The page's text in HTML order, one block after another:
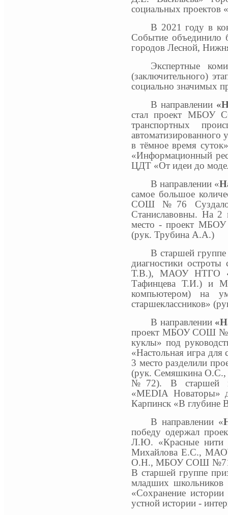
социальных проектов
В 2021 году в
Событие объединило
городов Лесной,
Экспертные
(заключительного)
социально значимых
В направлении
стал проект МБОУ
транспортных
автоматизированного
в тёмное время
«Информационный
ЦДТ «От идеи до
В направлении «
самое большое
СОШ №76
Станиславовны. На 2
место - проект МБОУ
(рук. Трубина А.А.)
В старшей
диагностики
Т.В.), МАОУ НТГО
Тафинцева Т.И.) и
компьютером) на
старшеклассников»
В направлении
проект МБОУ СОШ №75
куклы» под
«Настольная игра
3 место разделили
(рук. Семяшкина
№72). В старшей
«MEDIA Новаторы»
Карпинск «В глубине
В направлении «
победу одержал
Л.Ю. «Красные нити
Михайлова Е.С.,
О.Н., МБОУ СОШ №71).
В старшей группе
младших
«Сохранение
устной истории -